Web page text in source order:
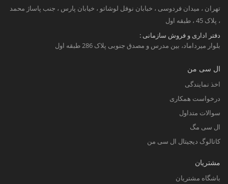
تهران ، میدان فردوسی ، خبابان نوفل لوشاتو ، خیابان پارس ، جنب پاساژ محمد
، پلاک 45 ، طبقه اول
دفتر اداری و فروش سازمانی :
بلوار میرداماد، بین مدرس و مصدق جنوبی پلاک 286 طبقه اول
ال سی من
اخذ نمایندگی
درخواست همکاری
سوالات متداول
ال سی مگ
کاتالوگ دیجیتال ال سی من
مشتریان
باشگاه مشتریان